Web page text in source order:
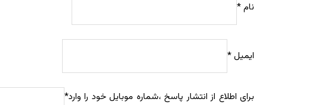
نام*
ایمیل*
برای اطلاع از انتشار پاسخ ،شماره موبایل خود را وارد*